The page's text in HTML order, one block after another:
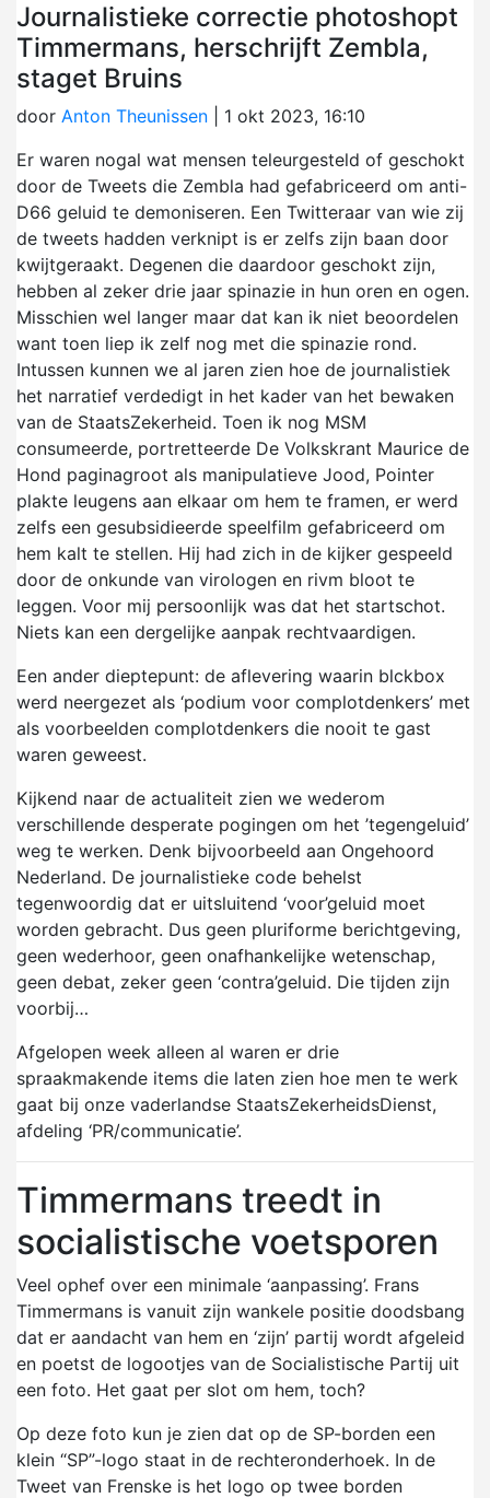
Journalistieke correctie photoshopt
Timmermans, herschrijft Zembla,
staget Bruins
door Anton Theunissen
1 okt 2023, 16:10
Er waren nogal wat mensen teleurgesteld of geschokt
door de Tweets die Zembla had gefabriceerd om anti-
D66 geluid te demoniseren. Een Twitteraar van wie zij
de tweets hadden verknipt is er zelfs zijn baan door
kwijtgeraakt. Degenen die daardoor geschokt zijn,
hebben al zeker drie jaar spinazie in hun oren en ogen.
Misschien wel langer maar dat kan ik niet beoordelen
want toen liep ik zelf nog met die spinazie rond.
Intussen kunnen we al jaren zien hoe de journalistiek
het narratief verdedigt in het kader van het bewaken
van de StaatsZekerheid. Toen ik nog MSM
consumeerde, portretteerde De Volkskrant Maurice de
Hond paginagroot als manipulatieve Jood, Pointer
plakte leugens aan elkaar om hem te framen, er werd
zelfs een gesubsidieerde speelfilm gefabriceerd om
hem kalt te stellen. Hij had zich in de kijker gespeeld
door de onkunde van virologen en rivm bloot te
leggen. Voor mij persoonlijk was dat het startschot.
Niets kan een dergelijke aanpak rechtvaardigen.
Een ander dieptepunt: de aflevering waarin blckbox
werd neergezet als ‘podium voor complotdenkers’ met
als voorbeelden complotdenkers die nooit te gast
waren geweest.
Kijkend naar de actualiteit zien we wederom
verschillende desperate pogingen om het ’tegengeluid’
weg te werken. Denk bijvoorbeeld aan Ongehoord
Nederland. De journalistieke code behelst
tegenwoordig dat er uitsluitend ‘voor’geluid moet
worden gebracht. Dus geen pluriforme berichtgeving,
geen wederhoor, geen onafhankelijke wetenschap,
geen debat, zeker geen ‘contra’geluid. Die tijden zijn
voorbij…
Afgelopen week alleen al waren er drie
spraakmakende items die laten zien hoe men te werk
gaat bij onze vaderlandse StaatsZekerheidsDienst,
afdeling ‘PR/communicatie’.
Timmermans treedt in
socialistische voetsporen
Veel ophef over een minimale ‘aanpassing’. Frans
Timmermans is vanuit zijn wankele positie doodsbang
dat er aandacht van hem en ‘zijn’ partij wordt afgeleid
en poetst de logootjes van de Socialistische Partij uit
een foto. Het gaat per slot om hem, toch?
Op deze foto kun je zien dat op de SP-borden een
klein “SP”-logo staat in de rechteronderhoek. In de
Tweet van Frenske is het logo op twee borden